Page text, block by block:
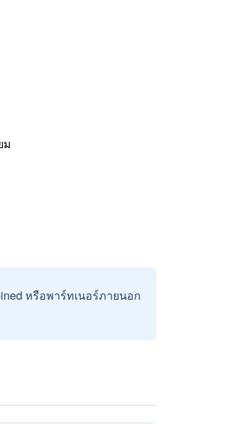
ม
หรือพาร์ทเนอร์ภายนอก